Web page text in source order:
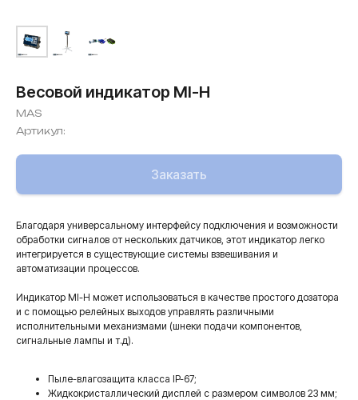
Весовой индикатор MI-H
MAS
Артикул:
Заказать
Благодаря универсальному интерфейсу подключения и возможности
обработки сигналов от нескольких датчиков, этот индикатор легко
интегрируется в существующие системы взвешивания и
автоматизации процессов.
Индикатор MI-H может использоваться в качестве простого дозатора
и с помощью релейных выходов управлять различными
исполнительными механизмами (шнеки подачи компонентов,
сигнальные лампы и т.д).
Пыле-влагозащита класса IP-67;
Жидкокристаллический дисплей с размером символов 23 мм;